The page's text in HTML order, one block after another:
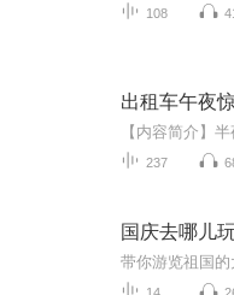
108
出租车午夜
237
国庆去哪儿
带你游览祖国